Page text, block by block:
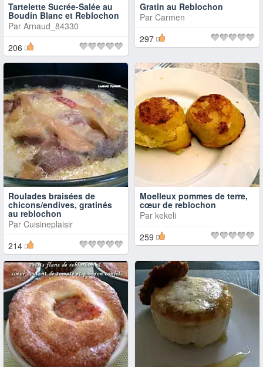
Tartelette Sucrée-Salée au
Boudin Blanc et Reblochon
Par Arnaud_84330
206
Gratin au Reblochon
Par Carmen
297
Roulades braisées de
chicons/endives, gratinés
au reblochon
Par Cuisineplaisir
214
Moelleux pommes de terre,
cœur de reblochon
Par kekeli
259